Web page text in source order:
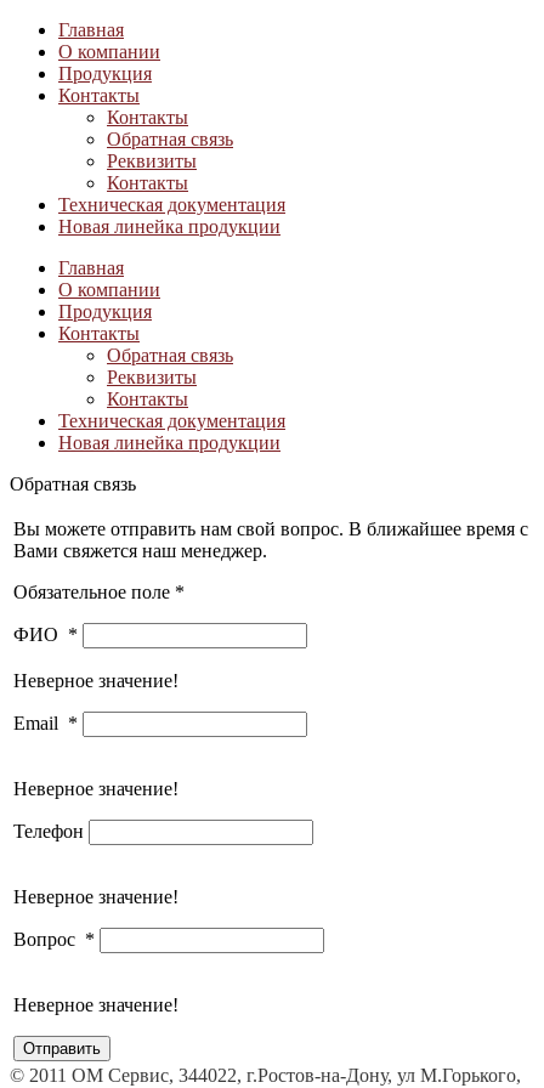
Главная
О компании
Продукция
Контакты
Контакты
Обратная связь
Реквизиты
Контакты
Техническая документация
Новая линейка продукции
Главная
О компании
Продукция
Контакты
Обратная связь
Реквизиты
Контакты
Техническая документация
Новая линейка продукции
Обратная связь
Вы можете отправить нам свой вопрос. В ближайшее время с
Вами свяжется наш менеджер.
Обязательное поле *
ФИО *
Неверное значение!
Email *
Неверное значение!
Телефон
Неверное значение!
Вопрос *
Неверное значение!
© 2011 ОМ Сервис, 344022, г.Ростов-на-Дону, ул М.Горького,